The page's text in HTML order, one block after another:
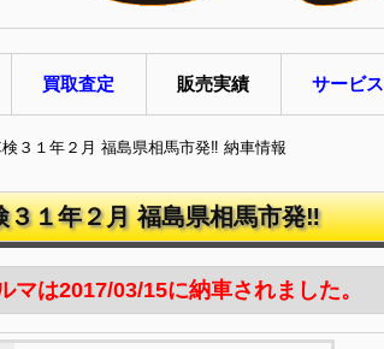
買取査定 販売実績 サービス
３１年２月 福島県相馬市発‼ 納車情報
１年２月 福島県相馬市発‼
マは2017/03/15に納車されました。